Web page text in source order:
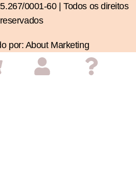
0001-60 | Todos os direitos
reservados
por: About Marketing